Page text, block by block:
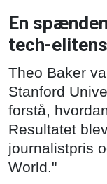
En
tech-
Theo Baker
Stanford
forstå,
Resultatet
journalistpris
World."